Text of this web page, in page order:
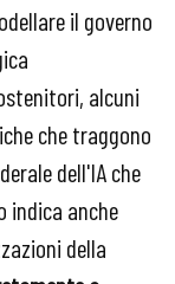
il governo
alcuni
che traggono
dell'IA che
indica anche
della